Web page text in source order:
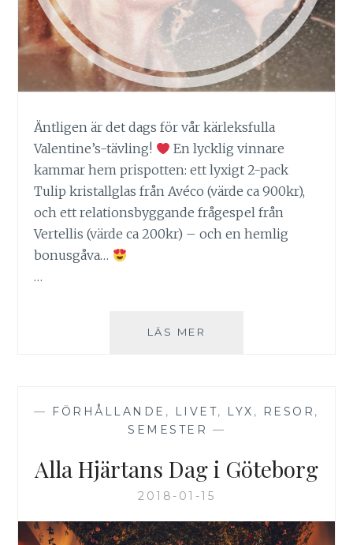
Äntligen är det dags för vår kärleksfulla
Valentine’s-tävling!
En lycklig vinnare
kammar hem prispotten: ett lyxigt 2-pack
Tulip kristallglas från Avéco (värde ca 900kr),
och ett relationsbyggande frågespel från
Vertellis (värde ca 200kr) – och en hemlig
bonusgåva…
…
LÄS MER
— FÖRHÅLLANDE , LIVET, LYX , RESOR ,
SEMESTER —
Alla Hjärtans Dag i Göteborg
2018-01-15